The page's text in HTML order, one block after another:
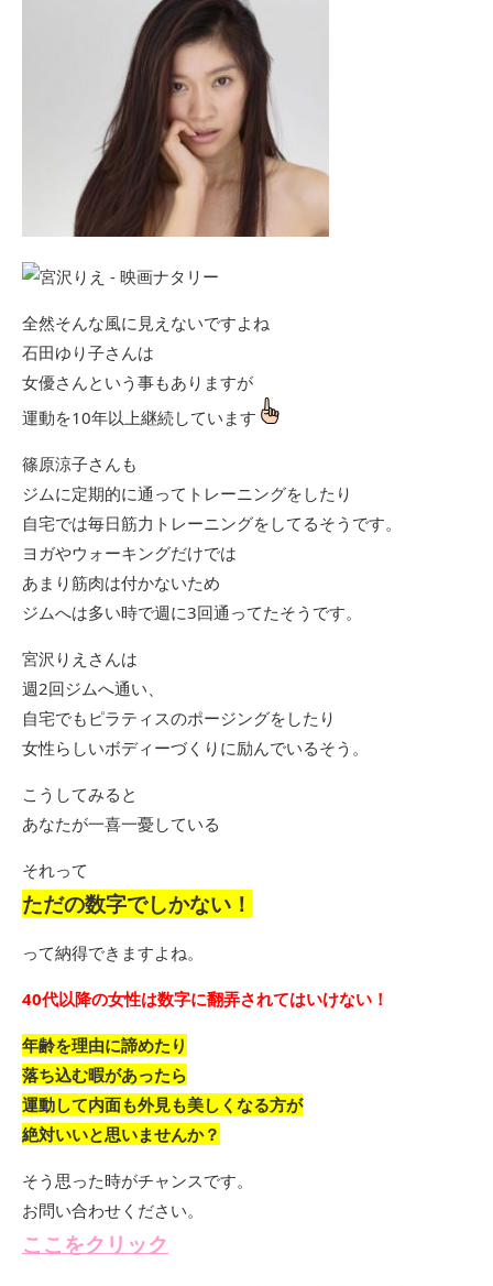
全然そんな風に見えないですよね
石田ゆり子さんは
女優さんという事もありますが
運動を10年以上継続しています
篠原涼子さんも
ジムに定期的に通ってトレーニングをしたり
自宅では毎日筋力トレーニングをしてるそうです。
ヨガやウォーキングだけでは
あまり筋肉は付かないため
ジムへは多い時で週に3回通ってたそうです。
宮沢りえさんは
週2回ジムへ通い、
自宅でもピラティスのポージングをしたり
女性らしいボディーづくりに励んでいるそう。
こうしてみると
あなたが一喜一憂している
それって
ただの数字でしかない！
って納得できますよね。
40代以降の女性は数字に翻弄されてはいけない！
年齢を理由に諦めたり
落ち込む暇があったら
運動して内面も外見も美しくなる方が
絶対いいと思いませんか？
そう思った時がチャンスです。
お問い合わせください。
ここをクリック